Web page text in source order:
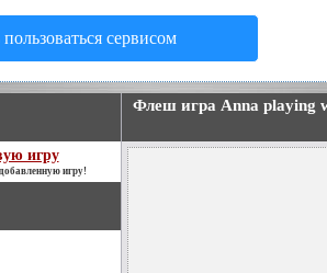
сервисом
игру
игру!
Флеш игра Anna playing